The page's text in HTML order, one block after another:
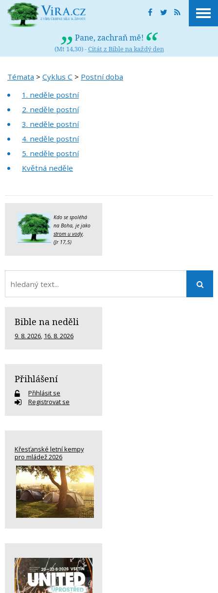
Pane, zachraň mě!
(Mt 14,30) -Citát z Bible na každý den
Témata > Cyklus C > Postní doba
1. neděle postní
2. neděle postní
3. neděle postní
4. neděle postní
5. neděle postní
Květná neděle
Kdo se spoléhá
na Boha, je jako
strom u vody.
(Jr 17,5)
Bible na neděli
9. 8. 2026, 16. 8. 2026
Přihlášení
Přihlásit se
Registrovat se
Křesťanské letní kempy
pro mládež 2026